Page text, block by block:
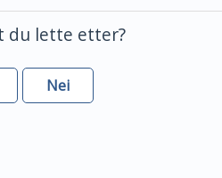
du lette etter?
Nei